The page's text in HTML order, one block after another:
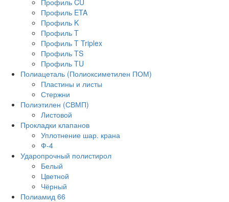
Профиль CU
Профиль ETA
Профиль K
Профиль T
Профиль T Triplex
Профиль TS
Профиль TU
Полиацеталь (Полиоксиметилен ПОМ)
Пластины и листы
Стержни
Полиэтилен (СВМП)
Листовой
Прокладки клапанов
Уплотнение шар. крана
Ф-4
Ударопрочный полистирол
Белый
Цветной
Чёрный
Полиамид 66